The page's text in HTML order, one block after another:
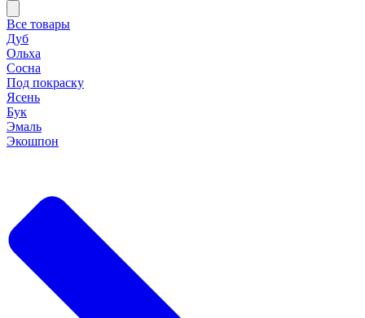
Все товары
Дуб
Ольха
Сосна
Под покраску
Ясень
Бук
Эмаль
Экошпон